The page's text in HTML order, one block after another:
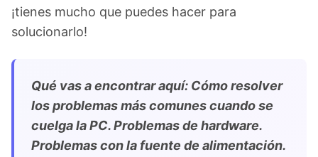
¡tienes mucho que puedes hacer para
solucionarlo!
Qué vas a encontrar aquí: Cómo resolver
los problemas más comunes cuando se
cuelga la PC. Problemas de hardware.
Problemas con la fuente de alimentación.